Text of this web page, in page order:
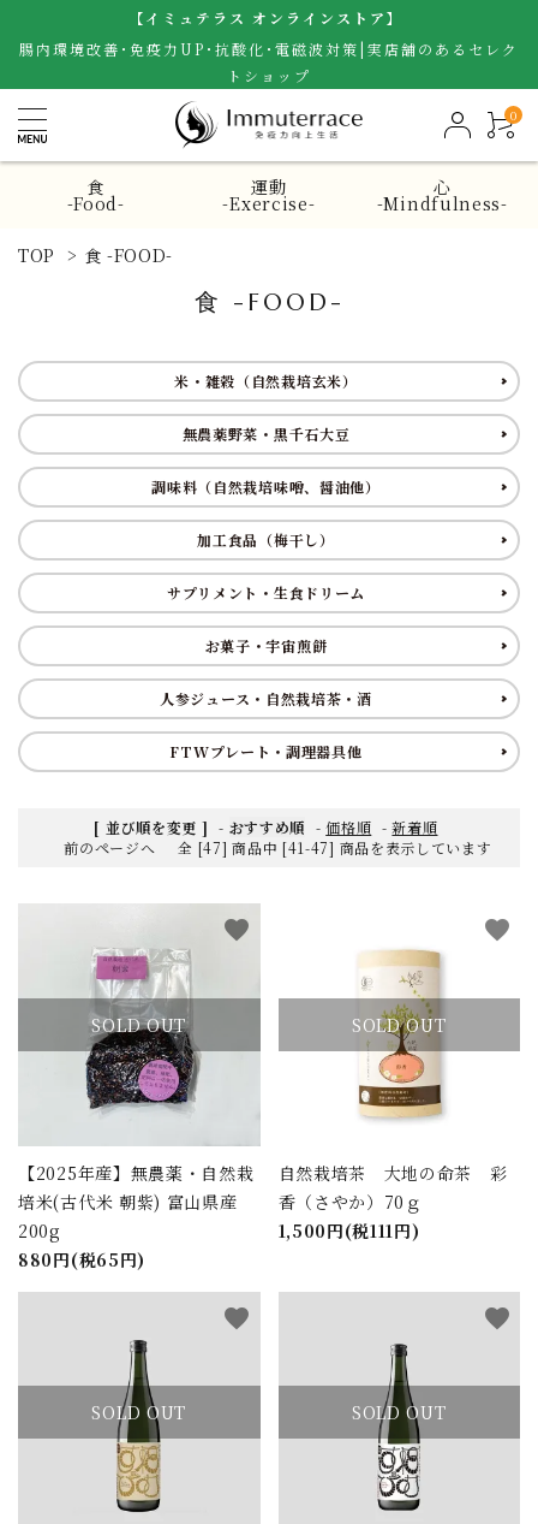
【イミュテラス オンラインストア】
腸内環境改善･免疫力UP･抗酸化･電磁波対策|実店舗のあるセレク
トショップ
0
食
-Food-
運動
-Exercise-
心
-Mindfulness-
TOP > 食 -FOOD-
食 -FOOD-
米・雑穀（自然栽培玄米）
無農薬野菜・黒千石大豆
調味料（自然栽培味噌、醤油他）
加工食品（梅干し）
サプリメント・生食ドリーム
お菓子・宇宙煎餅
人参ジュース・自然栽培茶・酒
FTWプレート・調理器具他
[ 並び順を変更 ] - おすすめ順 -価格順 -新着順
前のページへ
全 [47] 商品中 [41-47] 商品を表示しています
SOLD OUT
【2025年産】無農薬・自然栽
培米(古代米 朝紫) 富山県産
200g
880円(税65円)
favorite
SOLD OUT
自然栽培茶 大地の命茶 彩
香（さやか）70ｇ
1,500円(税111円)
favorite
SOLD OUT
favorite
SOLD OUT
favorite